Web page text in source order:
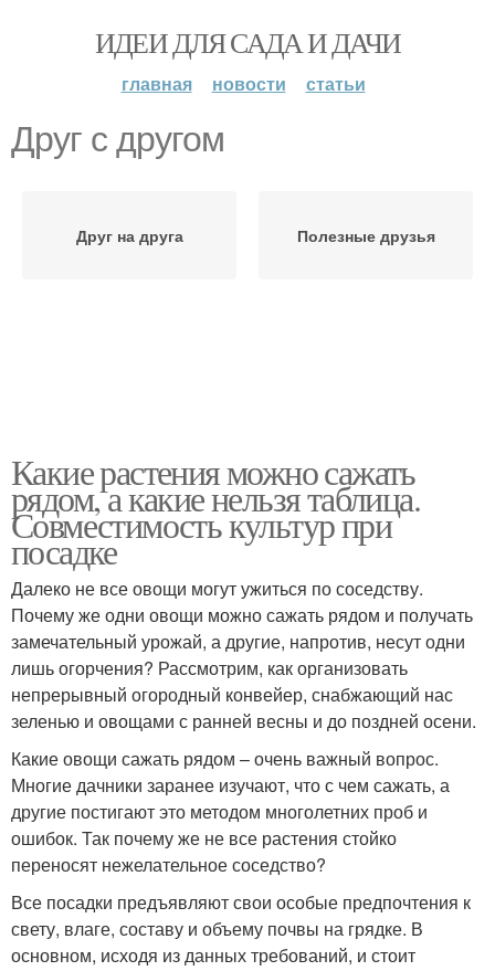
ИДЕИ ДЛЯ САДА И ДАЧИ
главная новости статьи
Друг с другом
Друг на друга Полезные друзья
Какие растения можно сажать
рядом, а какие нельзя таблица.
Совместимость культур при
посадке
Далеко не все овощи могут ужиться по соседству.
Почему же одни овощи можно сажать рядом и получать
замечательный урожай, а другие, напротив, несут одни
лишь огорчения? Рассмотрим, как организовать
непрерывный огородный конвейер, снабжающий нас
зеленью и овощами с ранней весны и до поздней осени.
Какие овощи сажать рядом – очень важный вопрос.
Многие дачники заранее изучают, что с чем сажать, а
другие постигают это методом многолетних проб и
ошибок. Так почему же не все растения стойко
переносят нежелательное соседство?
Все посадки предъявляют свои особые предпочтения к
свету, влаге, составу и объему почвы на грядке. В
основном, исходя из данных требований, и стоит